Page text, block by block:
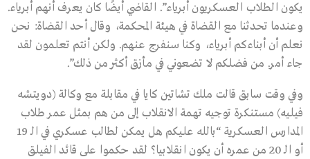
يكون الطلاب العسكريون أبرياء”. القاضي أيضًا كان يعرف أنهم أبرياء.
وعندما تحدثنا مع القضاة في هيئة المحكمة، وقال أحد القضاة: نحن
نعلم أن أبناءكم أبرياء، وكنا سنفرج عنهم. ولكن أنتم تعلمون لقد
جاء أمر. من فضلكم لا تضعوني في مأزق أكثر من ذلك”.
وفي وقت سابق قالت ملك تشاتين كايا في مقابلة مع وكالة (دويتشه
فيليه) مستنكرة توجيه تهمة الانقلاب إلى من هم بمثل عمر طلاب
المدارس العسكرية “بالله عليكم هل يمكن لطالب عسكري في الـ 19
أو الـ 20 من عمره أن يكون انقلابيا؟ لقد حكموا على قائد الفيلق